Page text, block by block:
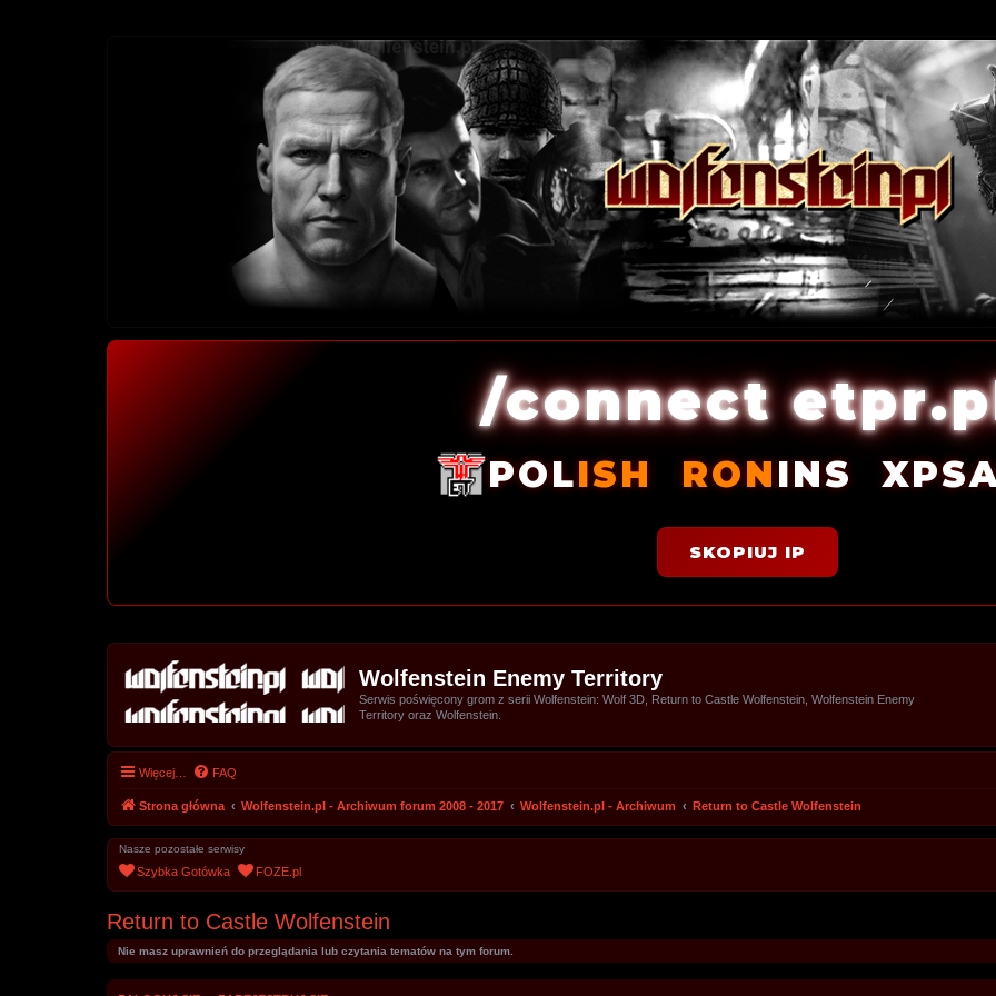
/connect
POLISH RONINS
SKOPIUJ IP
Wolfenstein Enemy Territory
Serwis poświęcony grom z serii Wolfenstein: Wolf 3D, Return to Castle Wolfenstein, Wolfenstein Enemy
Territory oraz Wolfenstein.
Więcej… FAQ
Strona główna Wolfenstein.pl - Archiwum forum 2008 - 2017 Wolfenstein.pl - Archiwum Return to Castle Wolfenstein
Nasze pozostałe serwisy
Szybka Gotówka FOZE.pl
Return to Castle Wolfenstein
Nie masz uprawnień do przeglądania lub czytania tematów na tym forum.